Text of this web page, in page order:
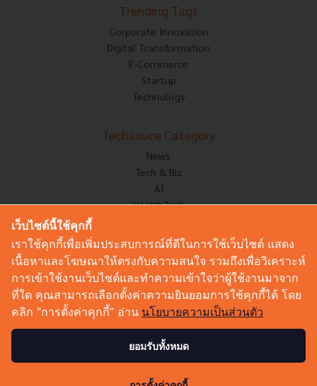
Trending Tags
Corporate Innovation
Digital Transformation
E-Commerce
Startup
Technology
Techsauce Category
News
Tech & Biz
AI
HealthTech
Corp Innov
Saucy Thoughts
Based On
Sustainable
Videos
Podcast
เว็บไซต์นี้ใช้คุกกี้
เราใช้คุกกี้เพื่อเพิ่มประสบการณ์ที่ดีในการใช้เว็บไซต์ แสดง
เนื้อหาและโฆษณาให้ตรงกับความสนใจ รวมถึงเพื่อวิเคราะห์
การเข้าใช้งานเว็บไซต์และทำความเข้าใจว่าผู้ใช้งานมาจาก
ที่ใด คุณสามารถเลือกตั้งค่าความยินยอมการใช้คุกกี้ได้ โดย
คลิก “การตั้งค่าคุกกี้” อ่าน นโยบายความเป็นส่วนตัว
ยอมรับทั้งหมด